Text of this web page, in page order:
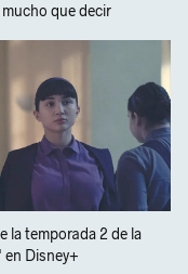
que decir
la temporada 2 de la
en Disney+